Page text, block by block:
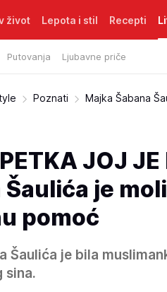
život Lepota i stil Recepti
Putovanja Ljubavne priče
Poznati Majka Šabana
JOJ
Šaulića je
pomoć
Šaulića je bila
sina.